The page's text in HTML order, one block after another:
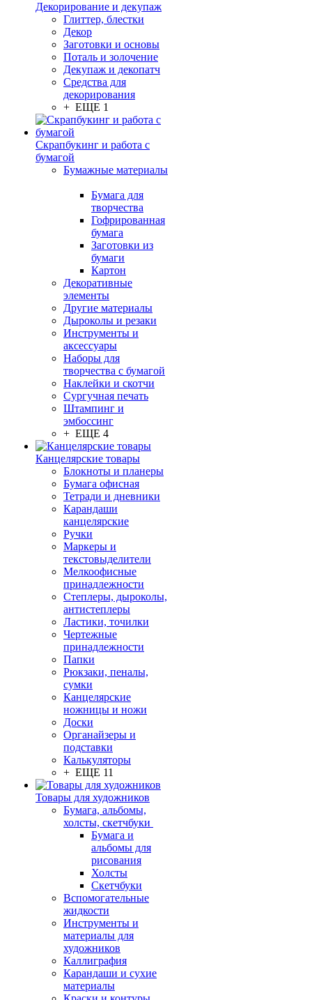
Декорирование и декупаж
Глиттер, блестки
Декор
Заготовки и основы
Поталь и золочение
Декупаж и декопатч
Средства для
декорирования
+ ЕЩЕ 1
Скрапбукинг и работа с
бумагой
Бумажные материалы
Бумага для
творчества
Гофрированная
бумага
Заготовки из
бумаги
Картон
Декоративные
элементы
Другие материалы
Дыроколы и резаки
Инструменты и
аксессуары
Наборы для
творчества с бумагой
Наклейки и скотчи
Сургучная печать
Штампинг и
эмбоссинг
+ ЕЩЕ 4
Канцелярские товары
Блокноты и планеры
Бумага офисная
Тетради и дневники
Карандаши
канцелярские
Ручки
Маркеры и
текстовыделители
Мелкоофисные
принадлежности
Степлеры, дыроколы,
антистеплеры
Ластики, точилки
Чертежные
принадлежности
Папки
Рюкзаки, пеналы,
сумки
Канцелярские
ножницы и ножи
Доски
Органайзеры и
подставки
Калькуляторы
+ ЕЩЕ 11
Товары для художников
Бумага, альбомы,
холсты, скетчбуки
Бумага и
альбомы для
рисования
Холсты
Скетчбуки
Вспомогательные
жидкости
Инструменты и
материалы для
художников
Каллиграфия
Карандаши и сухие
материалы